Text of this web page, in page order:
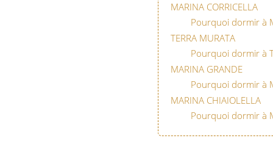
MARINA CORRICELLA
Pourquoi dormir à
TERRA MURATA
Pourquoi dormir à
MARINA GRANDE
Pourquoi dormir à
MARINA CHIAIOLELLA
Pourquoi dormir à